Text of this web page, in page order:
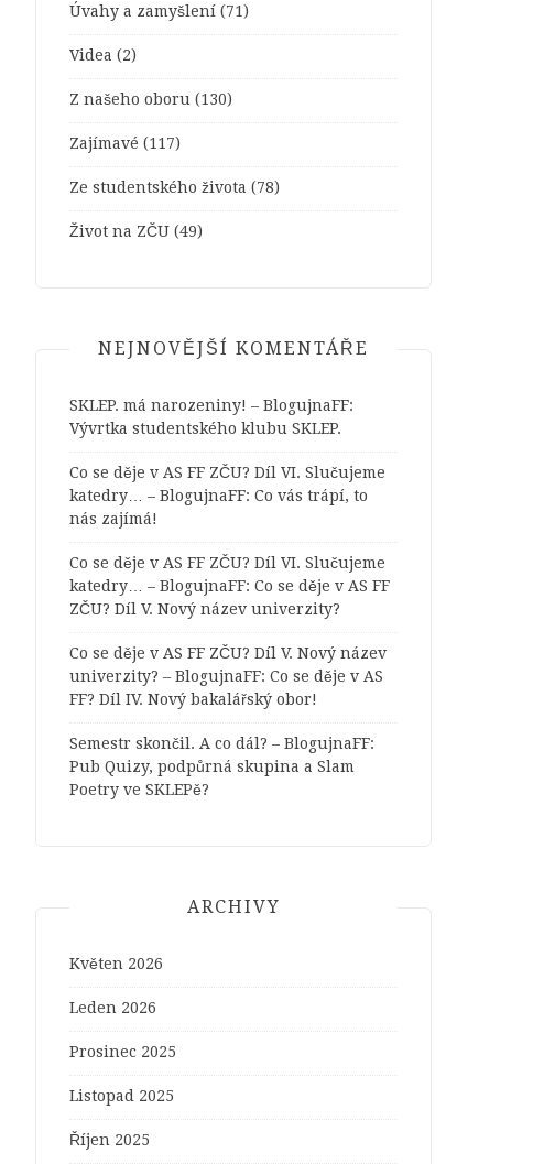
Úvahy a zamyšlení (71)
Videa (2)
Z našeho oboru (130)
Zajímavé (117)
Ze studentského života (78)
Život na ZČU (49)
NEJNOVĚJŠÍ KOMENTÁŘE
SKLEP. má narozeniny! – BlogujnaFF:
Vývrtka studentského klubu SKLEP.
Co se děje v AS FF ZČU? Díl VI. Slučujeme
katedry… – BlogujnaFF: Co vás trápí, to
nás zajímá!
Co se děje v AS FF ZČU? Díl VI. Slučujeme
katedry… – BlogujnaFF: Co se děje v AS FF
ZČU? Díl V. Nový název univerzity?
Co se děje v AS FF ZČU? Díl V. Nový název
univerzity? – BlogujnaFF: Co se děje v AS
FF? Díl IV. Nový bakalářský obor!
Semestr skončil. A co dál? – BlogujnaFF:
Pub Quizy, podpůrná skupina a Slam
Poetry ve SKLEPě?
ARCHIVY
Květen 2026
Leden 2026
Prosinec 2025
Listopad 2025
Říjen 2025